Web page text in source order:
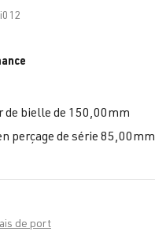
de bielle de 150,00mm
perçage de série 85,00mm
de port